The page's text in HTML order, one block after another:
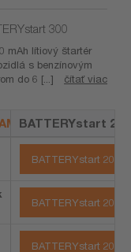
300
mAh lítiový štartér
s benzínovým
do 6 [...]
čítať viac
BATTERYstart 200
BATTERYstart 200 -
BATTERYstart 200 -
BATTERYstart 200 -